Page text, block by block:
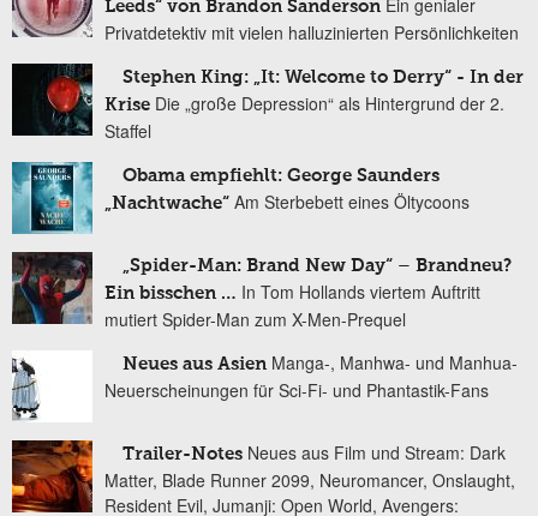
Leeds“ von Brandon Sanderson Ein genialer
Privatdetektiv mit vielen halluzinierten Persönlichkeiten
Stephen King: „It: Welcome to Derry“ - In der
Krise Die „große Depression“ als Hintergrund der 2.
Staffel
Obama empfiehlt: George Saunders
„Nachtwache“ Am Sterbebett eines Öltycoons
„Spider-Man: Brand New Day“ – Brandneu?
Ein bisschen … In Tom Hollands viertem Auftritt
mutiert Spider-Man zum X-Men-Prequel
Neues aus Asien Manga-, Manhwa- und Manhua-
Neuerscheinungen für Sci-Fi- und Phantastik-Fans
Trailer-Notes Neues aus Film und Stream: Dark
Matter, Blade Runner 2099, Neuromancer, Onslaught,
Resident Evil, Jumanji: Open World, Avengers: